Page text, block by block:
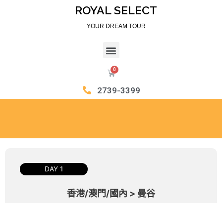
ROYAL SELECT
YOUR DREAM TOUR
2739-3399
DAY 1
香港/澳門/國內 > 曼谷